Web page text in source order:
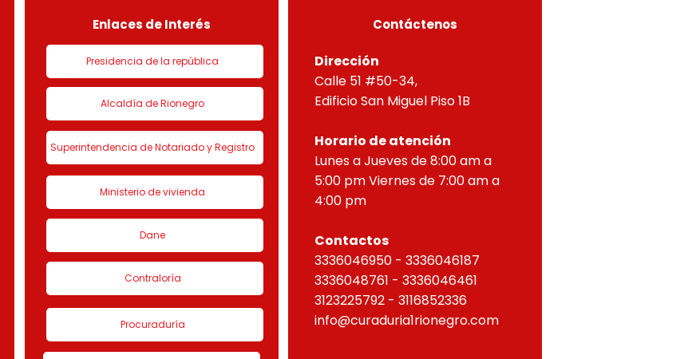
Enlaces de Interés
Presidencia de la república
Alcaldía de Rionegro
Superintendencia de Notariado y Registro
Ministerio de vivienda
Dane
Contraloría
Procuraduría
Contáctenos
Dirección
Calle 51 #50-34,
Edificio San Miguel Piso 1B
Horario de atención
Lunes a Jueves de 8:00 am a
5:00 pm Viernes de 7:00 am a
4:00 pm
Contactos
3336046950 - 3336046187
3336048761 - 3336046461
3123225792 - 3116852336
info@curaduria1rionegro.com